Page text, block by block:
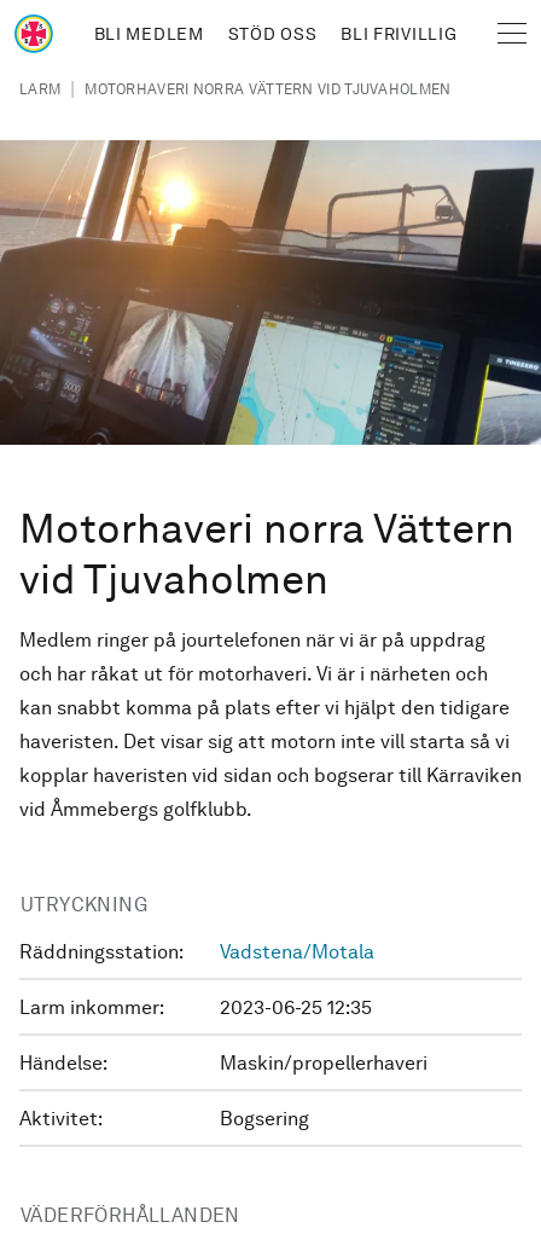
Hoppa till huvudinnehåll
BLI MEDLEM STÖD OSS BLI FRIVILLIG
Länkstig
LARM | MOTORHAVERI NORRA VÄTTERN VID TJUVAHOLMEN
Motorhaveri norra Vättern
vid Tjuvaholmen
Medlem ringer på jourtelefonen när vi är på uppdrag
och har råkat ut för motorhaveri. Vi är i närheten och
kan snabbt komma på plats efter vi hjälpt den tidigare
haveristen. Det visar sig att motorn inte vill starta så vi
kopplar haveristen vid sidan och bogserar till Kärraviken
vid Åmmebergs golfklubb.
UTRYCKNING
Räddningsstation: Vadstena/Motala
Larm inkommer: 2023-06-25 12:35
Händelse: Maskin/propellerhaveri
Aktivitet: Bogsering
VÄDERFÖRHÅLLANDEN